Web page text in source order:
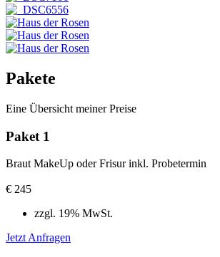
Pakete
Eine Übersicht meiner Preise
Paket 1
Braut MakeUp oder Frisur inkl. Probetermin
€ 245
zzgl. 19% MwSt.
Jetzt Anfragen